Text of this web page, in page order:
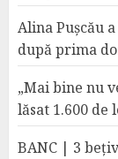
Alina Pușcău
după prima
„Mai bine nu
lăsat 1.600 de
BANC | 3